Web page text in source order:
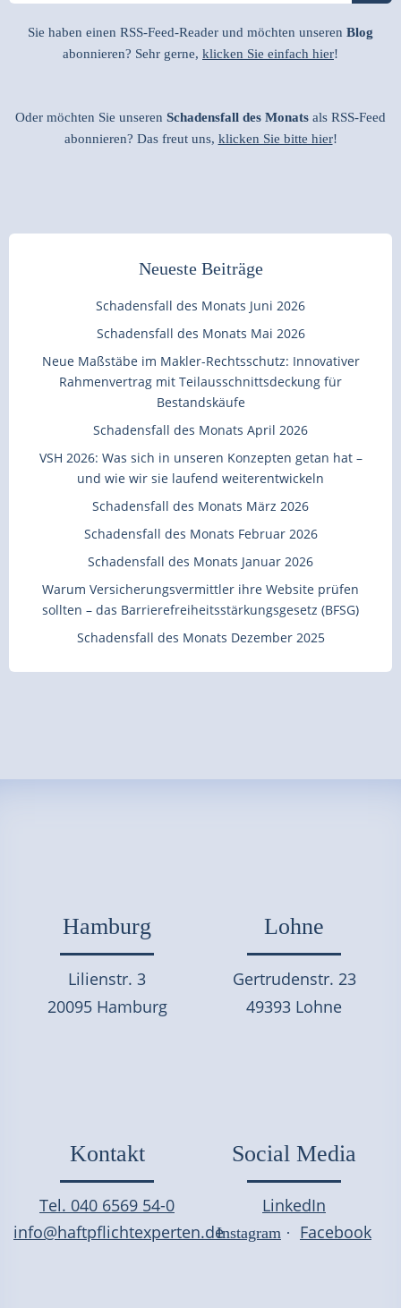
Sie haben einen RSS-Feed-Reader und möchten unseren Blog
abonnieren? Sehr gerne, klicken Sie einfach hier!
Oder möchten Sie unseren Schadensfall des Monats als RSS-Feed
abonnieren? Das freut uns, klicken Sie bitte hier!
Neueste Beiträge
Schadensfall des Monats Juni 2026
Schadensfall des Monats Mai 2026
Neue Maßstäbe im Makler-Rechtsschutz: Innovativer
Rahmenvertrag mit Teilausschnittsdeckung für
Bestandskäufe
Schadensfall des Monats April 2026
VSH 2026: Was sich in unseren Konzepten getan hat –
und wie wir sie laufend weiterentwickeln
Schadensfall des Monats März 2026
Schadensfall des Monats Februar 2026
Schadensfall des Monats Januar 2026
Warum Versicherungsvermittler ihre Website prüfen
sollten – das Barrierefreiheitsstärkungsgesetz (BFSG)
Schadensfall des Monats Dezember 2025
Hamburg
Lilienstr. 3
20095 Hamburg
Lohne
Gertrudenstr. 23
49393 Lohne
Kontakt
Tel. 040 6569 54-0
info@haftpflichtexperten.de
Social Media
LinkedIn
Instagram · Facebook